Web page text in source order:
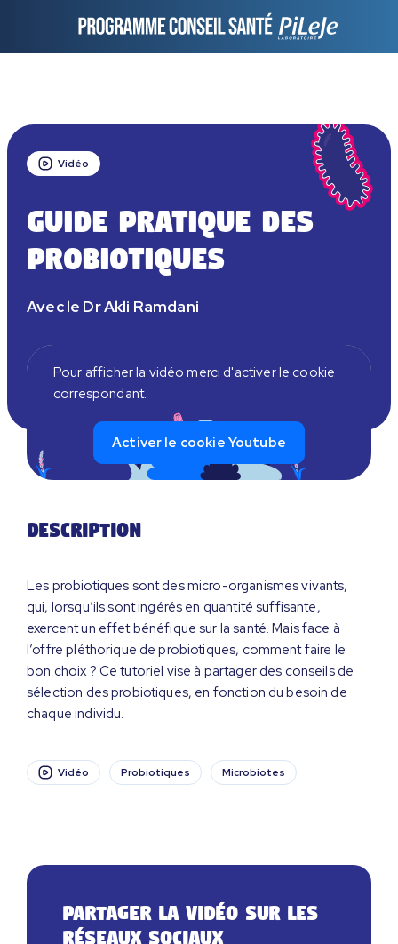
Vidéo
Guide pratique des
probiotiques
Avec le Dr Akli Ramdani
Pour afficher la vidéo merci d'activer le cookie
correspondant.
Activer le cookie Youtube
Description
​Les probiotiques sont des micro-organismes vivants,
qui, lorsqu’ils sont ingérés en quantité suffisante,
exercent un effet bénéfique sur la santé. Mais face à
l’offre pléthorique de probiotiques, comment faire le
bon choix ? Ce tutoriel vise à partager des conseils de
sélection des probiotiques, en fonction du besoin de
chaque individu.​
Vidéo Probiotiques Microbiotes
Partager la vidéo sur les
réseaux sociaux